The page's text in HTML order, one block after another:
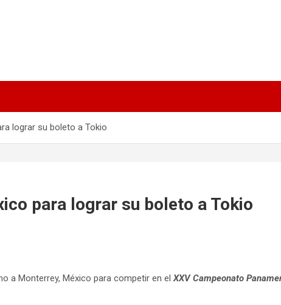
lograr su boleto a Tokio
para lograr su boleto a Tokio
a Monterrey, México para competir en elXXV Campeonato